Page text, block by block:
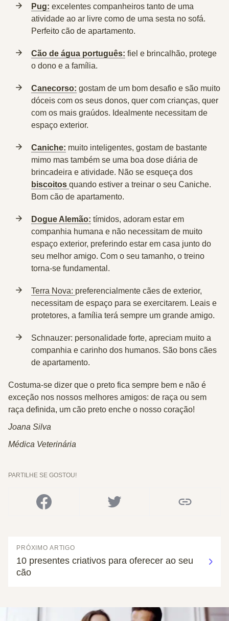
Pug: excelentes companheiros tanto de uma
atividade ao ar livre como de uma sesta no sofá.
Perfeito cão de apartamento.
Cão de água português: fiel e brincalhão, protege
o dono e a família.
Canecorso: gostam de um bom desafio e são muito
dóceis com os seus donos, quer com crianças, quer
com os mais graúdos. Idealmente necessitam de
espaço exterior.
Caniche: muito inteligentes, gostam de bastante
mimo mas também se uma boa dose diária de
brincadeira e atividade. Não se esqueça dos
biscoitos quando estiver a treinar o seu Caniche.
Bom cão de apartamento.
Dogue Alemão: tímidos, adoram estar em
companhia humana e não necessitam de muito
espaço exterior, preferindo estar em casa junto do
seu melhor amigo. Com o seu tamanho, o treino
torna-se fundamental.
Terra Nova: preferencialmente cães de exterior,
necessitam de espaço para se exercitarem. Leais e
protetores, a família terá sempre um grande amigo.
Schnauzer: personalidade forte, apreciam muito a
companhia e carinho dos humanos. São bons cães
de apartamento.
Costuma-se dizer que o preto fica sempre bem e não é
exceção nos nossos melhores amigos: de raça ou sem
raça definida, um cão preto enche o nosso coração!
Joana Silva
Médica Veterinária
PARTILHE SE GOSTOU!
PRÓXIMO ARTIGO
10 presentes criativos para oferecer ao seu
cão